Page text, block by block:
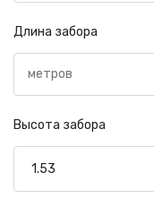
Длина забора
Высота забора